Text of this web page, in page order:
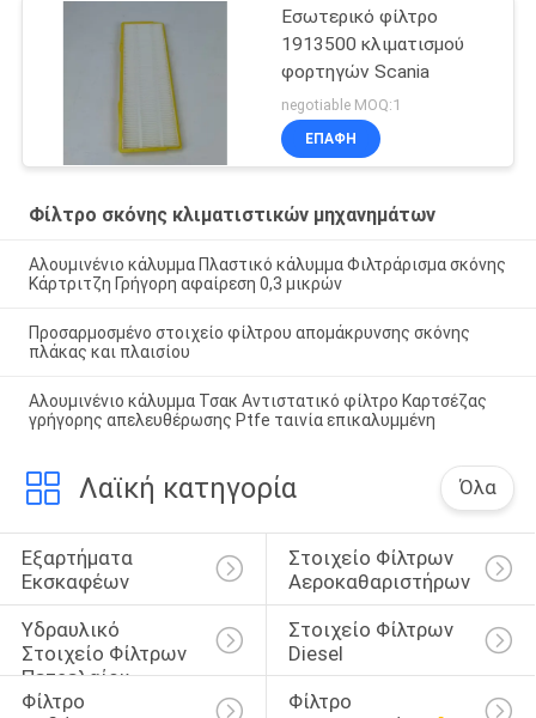
Εσωτερικό φίλτρο
1913500 κλιματισμού
φορτηγών Scania
negotiable MOQ:1
ΕΠΑΦΉ
Φίλτρο σκόνης κλιματιστικών μηχανημάτων
Αλουμινένιο κάλυμμα Πλαστικό κάλυμμα Φιλτράρισμα σκόνης
Κάρτριτζη Γρήγορη αφαίρεση 0,3 μικρών
Προσαρμοσμένο στοιχείο φίλτρου απομάκρυνσης σκόνης
πλάκας και πλαισίου
Αλουμινένιο κάλυμμα Τσακ Αντιστατικό φίλτρο Καρτσέζας
γρήγορης απελευθέρωσης Ptfe ταινία επικαλυμμένη
Λαϊκή κατηγορία Όλα
Εξαρτήματα
Εκσκαφέων
Στοιχείο Φίλτρων
Αεροκαθαριστήρων
Υδραυλικό
Στοιχείο Φίλτρων
Πετρελαίου
Στοιχείο Φίλτρων
Diesel
Φίλτρο
Φίλτρο